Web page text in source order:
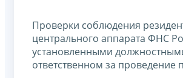
Проверки соблюдения
центрального аппарата ФНС
установленными
ответственном за проведение